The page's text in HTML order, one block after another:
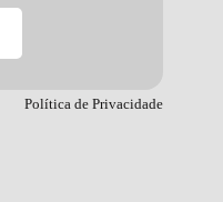
Política de Privacidade